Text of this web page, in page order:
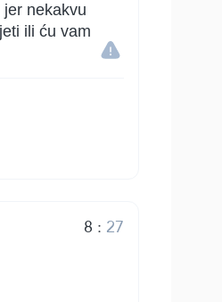
nekakvu
ili ću vam
8 : 27